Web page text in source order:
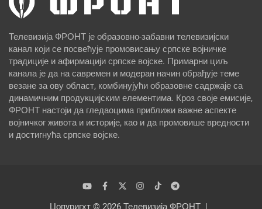
Телевизија ФРОНТ је образовно-забавни телевизијски
канал који се посвећује промовисању српске војничке
традиције и афирмацији српске војске. Примарни циљ
канала је да на савремен и модеран начин обрађује теме
везане за ову област, комбинујући образовне садржаје са
динамичним продукцијским елементима. Кроз своје емисије,
ФРОНТ настоји да гледаоцима приближи важне аспекте
војничког живота и историје, као и да промовише вредности
и достигнућа српске војске.
Цопyригхт © 2026 Телевизија ФРОНТ